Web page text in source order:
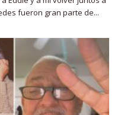
fueron gran parte de...